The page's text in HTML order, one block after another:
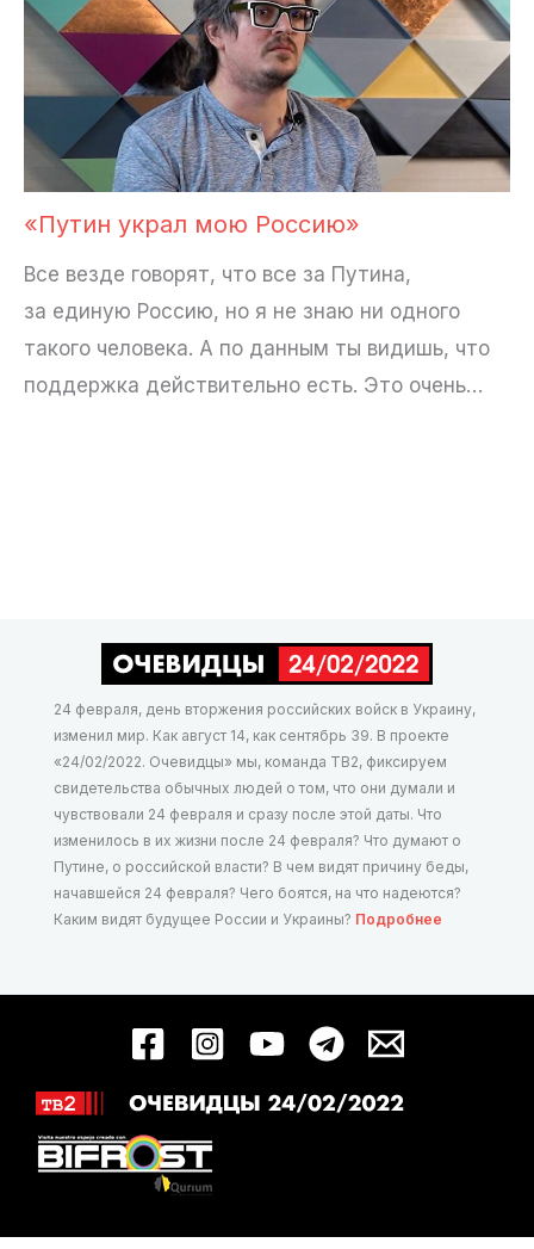
«Путин украл мою Россию»
Все везде говорят, что все за Путина,
за единую Россию, но я не знаю ни одного
такого человека. А по данным ты видишь, что
поддержка действительно есть. Это очень…
24 февраля, день вторжения российских войск в Украину,
изменил мир. Как август 14, как сентябрь 39. В проекте
«24/02/2022. Очевидцы» мы, команда ТВ2, фиксируем
свидетельства обычных людей о том, что они думали и
чувствовали 24 февраля и сразу после этой даты. Что
изменилось в их жизни после 24 февраля? Что думают о
Путине, о российской власти? В чем видят причину беды,
начавшейся 24 февраля? Чего боятся, на что надеются?
Каким видят будущее России и Украины? Подробнее